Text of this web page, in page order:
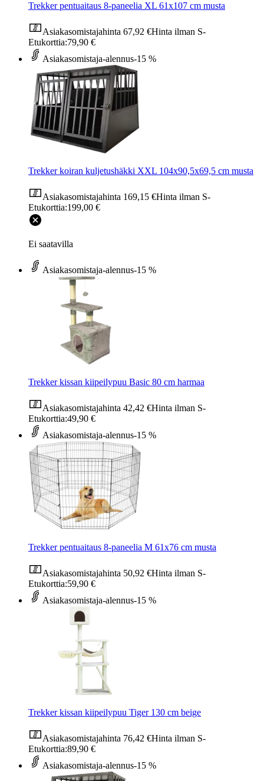
Trekker pentuaitaus 8-paneelia XL 61x107 cm musta
Asiakasomistajahinta 67,92 €Hinta ilman S-
Etukorttia:79,90 €
Asiakasomistaja-alennus-15 %
Trekker koiran kuljetushäkki XXL 104x90,5x69,5 cm musta
Asiakasomistajahinta 169,15 €Hinta ilman S-
Etukorttia:199,00 €
Ei saatavilla
Asiakasomistaja-alennus-15 %
Trekker kissan kiipeilypuu Basic 80 cm harmaa
Asiakasomistajahinta 42,42 €Hinta ilman S-
Etukorttia:49,90 €
Asiakasomistaja-alennus-15 %
Trekker pentuaitaus 8-paneelia M 61x76 cm musta
Asiakasomistajahinta 50,92 €Hinta ilman S-
Etukorttia:59,90 €
Asiakasomistaja-alennus-15 %
Trekker kissan kiipeilypuu Tiger 130 cm beige
Asiakasomistajahinta 76,42 €Hinta ilman S-
Etukorttia:89,90 €
Asiakasomistaja-alennus-15 %